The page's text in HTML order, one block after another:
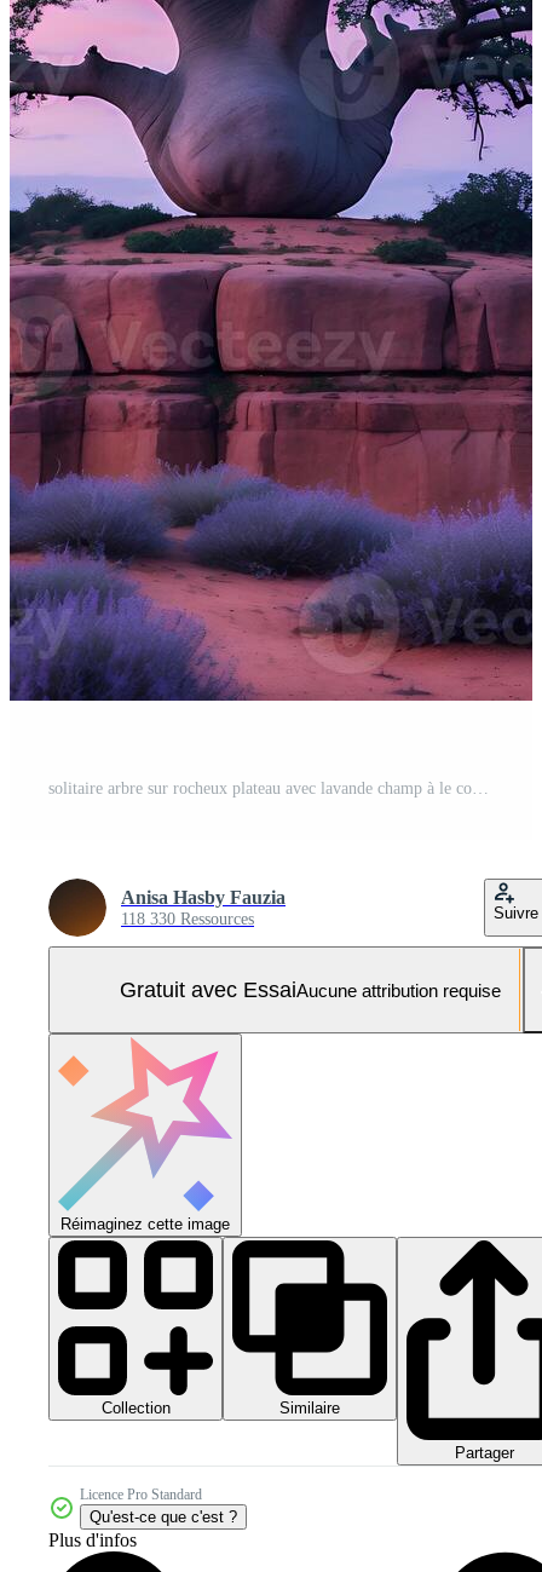
solitaire arbre sur rocheux plateau avec lavande champ à le coucher du soleil Photo Pro
Anisa Hasby Fauzia
118 330 Ressources Suivre
Gratuit avec EssaiAucune attribution requise
Réimaginez cette image
Collection Similaire
Partager
Licence Pro Standard
Qu'est-ce que c'est ?
Plus d'infos